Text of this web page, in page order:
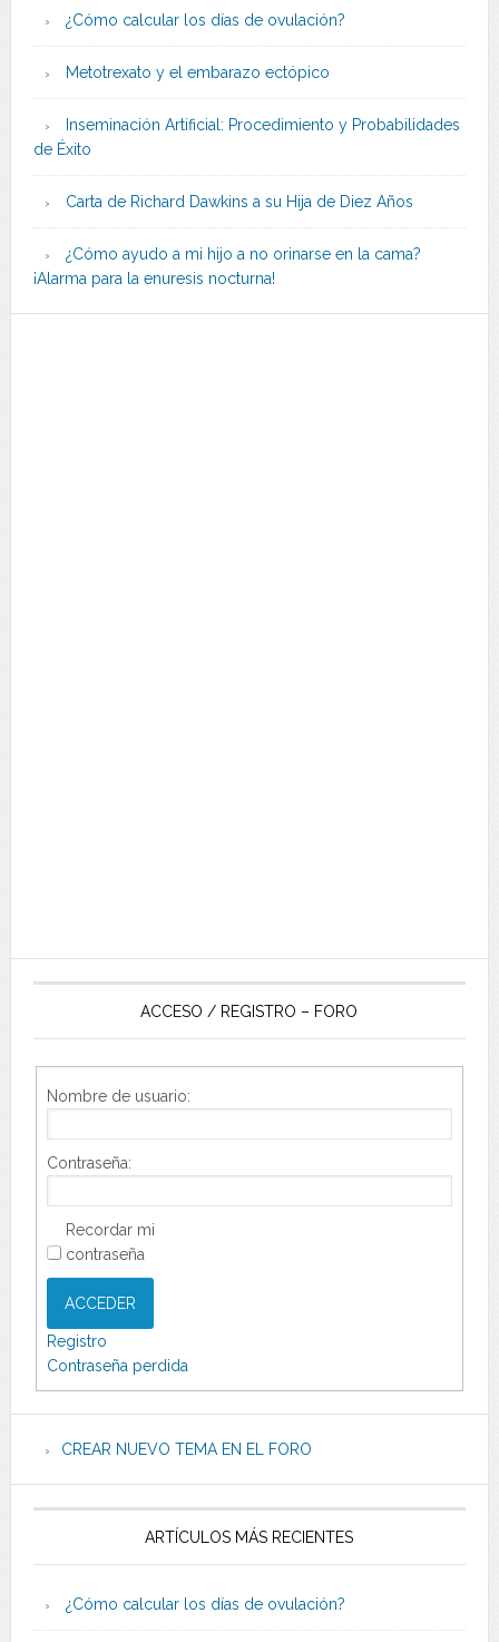
¿Cómo calcular los días de ovulación?
Metotrexato y el embarazo ectópico
Inseminación Artificial: Procedimiento y Probabilidades
de Éxito
Carta de Richard Dawkins a su Hija de Diez Años
¿Cómo ayudo a mi hijo a no orinarse en la cama?
¡Alarma para la enuresis nocturna!
ACCESO / REGISTRO – FORO
Nombre de usuario:
Contraseña:
Recordar mi
contraseña
ACCEDER
Registro
Contraseña perdida
CREAR NUEVO TEMA EN EL FORO
ARTÍCULOS MÁS RECIENTES
¿Cómo calcular los días de ovulación?